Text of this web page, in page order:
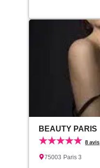
BEAUTY PARIS
★★★★★8 avis
75003 Paris 3